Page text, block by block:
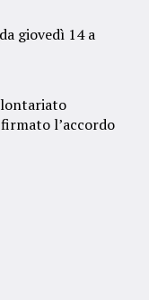
giovedì 14 a
l’accordo